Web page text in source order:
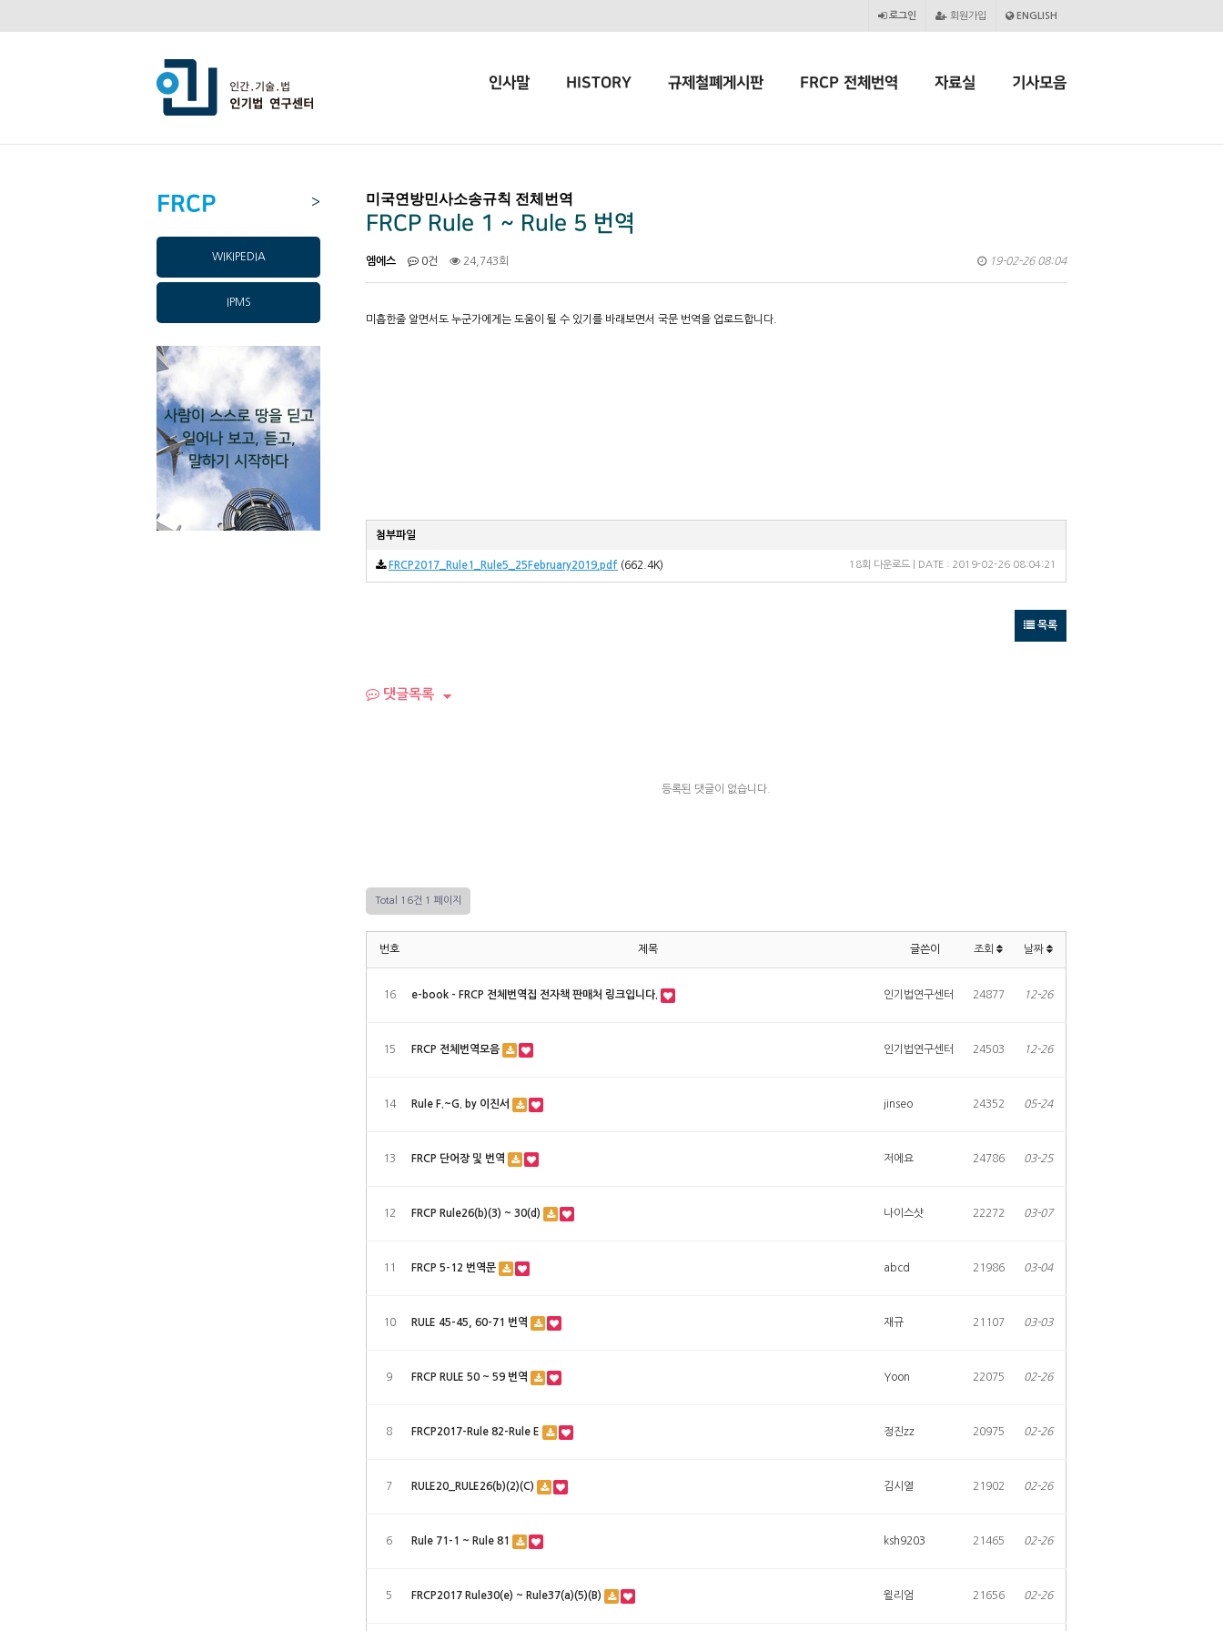
ENGLISH
회원가입
로그인
인사말 HISTORY 규제철폐게시판 FRCP 전체번역 자료실 기사모음
미국연방민사소송규칙 전체번역
FRCP Rule 1 ~ Rule 5 번역
엠에스 0건 24,743회 19-02-26 08:04
미흡한줄 알면서도 누군가에게는 도움이 될 수 있기를 바래보면서 국문 번역을 업로드합니다.
첨부파일
FRCP2017_Rule1_Rule5_25February2019.pdf (662.4K) 18회 다운로드 | DATE : 2019-02-26 08:04:21
목록
댓글목록
등록된 댓글이 없습니다.
Total 16건 1 페이지
번호 제목 글쓴이 조회 날짜
16 e-book - FRCP 전체번역집 전자책 판매처 링크입니다. 인기법연구센터 24877 12-26
15 FRCP 전체번역모음 인기법연구센터 24503 12-26
14 Rule F.~G. by 이진서 jinseo 24352 05-24
13 FRCP 단어장 및 번역 저에요 24786 03-25
12 FRCP Rule26(b)(3) ~ 30(d) 나이스샷 22272 03-07
11 FRCP 5-12 번역문 abcd 21986 03-04
10 RULE 45-45, 60-71 번역 재규 21107 03-03
9 FRCP RULE 50 ~ 59 번역 Yoon 22075 02-26
8 FRCP2017-Rule 82-Rule E 정진zz 20975 02-26
7 RULE20_RULE26(b)(2)(C) 김시열 21902 02-26
6 Rule 71-1 ~ Rule 81 ksh9203 21465 02-26
5 FRCP2017 Rule30(e) ~ Rule37(a)(5)(B) 윌리엄 21656 02-26
FRCP >
WIKIPEDIA
IPMS
사람이 스스로 땅을 딛고
일어나 보고, 듣고,
말하기 시작하다